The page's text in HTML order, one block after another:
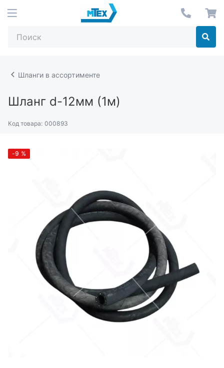
Шланги в ассортименте
Шланг d-12мм (1м)
Код товара: 000893
-9 %